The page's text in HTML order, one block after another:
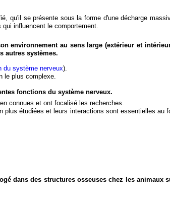
qu'il se présente sous la forme d'une décharge
influencent le comportement.
environnement au sens large (extérieur et
autres systèmes.
du système nerveux).
le plus complexe.
fonctions du système nerveux.
connues et ont focalisé les recherches.
étudiées et leurs interactions sont essentielles au
dans des structures osseuses chez les animaux